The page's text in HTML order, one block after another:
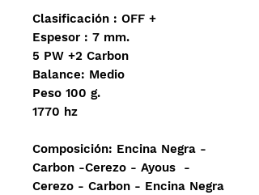
Clasificación : OFF +
Espesor : 7 mm.
5 PW +2 Carbon
Balance: Medio
Peso 100 g.
1770 hz
Composición: Encina Negra -
Carbon -Cerezo - Ayous -
Cerezo - Carbon - Encina Negra